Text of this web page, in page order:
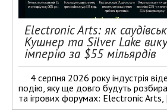
Electronic Arts: як
Кушнер та Silver Lake
імперію за $55 мільярдів
4 серпня 2026 року індустрія
подію, яку ще довго будуть
та ігрових форумах: Electronic